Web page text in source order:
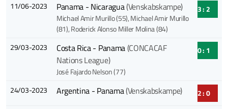
11/06-2023 Panama - Nicaragua(Venskabskampe)
Michael Amir Murillo (55), Michael Amir Murillo
(81), Roderick Alonso Miller Molina (84)
3 : 2
29/03-2023 Costa Rica - Panama(CONCACAF
Nations League)
José Fajardo Nelson (77)
0 : 1
24/03-2023 Argentina - Panama(Venskabskampe) 2 : 0